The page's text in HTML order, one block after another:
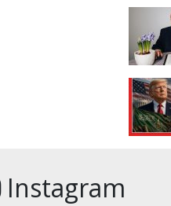
Instagram